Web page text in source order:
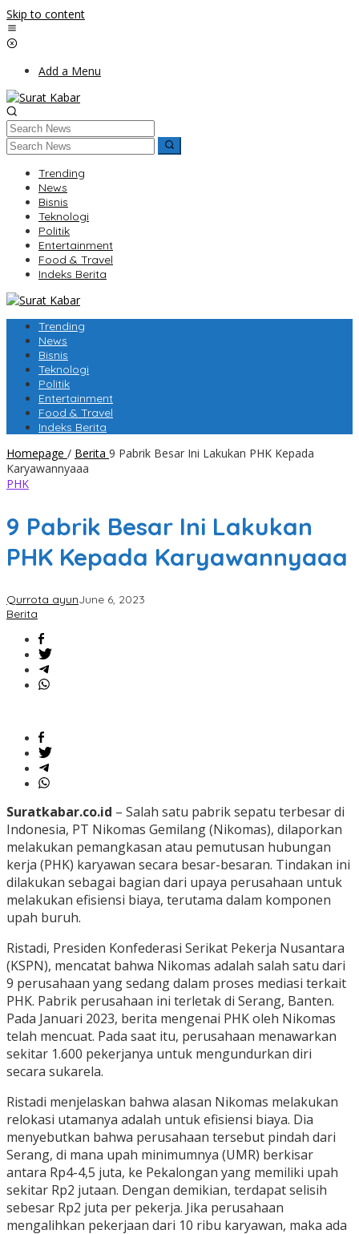
Skip to content
Add a Menu
Trending
News
Bisnis
Teknologi
Politik
Entertainment
Food & Travel
Indeks Berita
Trending
News
Bisnis
Teknologi
Politik
Entertainment
Food & Travel
Indeks Berita
Homepage / Berita 9 Pabrik Besar Ini Lakukan PHK Kepada
Karyawannyaaa
PHK
9 Pabrik Besar Ini Lakukan
PHK Kepada Karyawannyaaa
Qurrota ayunJune 6, 2023
Berita
Suratkabar.co.id – Salah satu pabrik sepatu terbesar di
Indonesia, PT Nikomas Gemilang (Nikomas), dilaporkan
melakukan pemangkasan atau pemutusan hubungan
kerja (PHK) karyawan secara besar-besaran. Tindakan ini
dilakukan sebagai bagian dari upaya perusahaan untuk
melakukan efisiensi biaya, terutama dalam komponen
upah buruh.
Ristadi, Presiden Konfederasi Serikat Pekerja Nusantara
(KSPN), mencatat bahwa Nikomas adalah salah satu dari
9 perusahaan yang sedang dalam proses mediasi terkait
PHK. Pabrik perusahaan ini terletak di Serang, Banten.
Pada Januari 2023, berita mengenai PHK oleh Nikomas
telah mencuat. Pada saat itu, perusahaan menawarkan
sekitar 1.600 pekerjanya untuk mengundurkan diri
secara sukarela.
Ristadi menjelaskan bahwa alasan Nikomas melakukan
relokasi utamanya adalah untuk efisiensi biaya. Dia
menyebutkan bahwa perusahaan tersebut pindah dari
Serang, di mana upah minimumnya (UMR) berkisar
antara Rp4-4,5 juta, ke Pekalongan yang memiliki upah
sekitar Rp2 jutaan. Dengan demikian, terdapat selisih
sebesar Rp2 juta per pekerja. Jika perusahaan
mengalihkan pekerjaan dari 10 ribu karyawan, maka ada